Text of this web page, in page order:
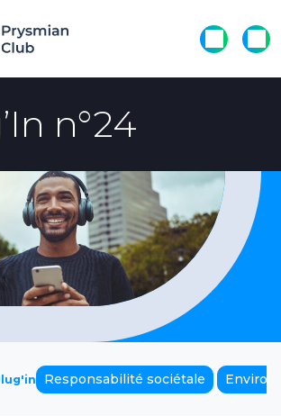
n°24
Responsabilité sociétale